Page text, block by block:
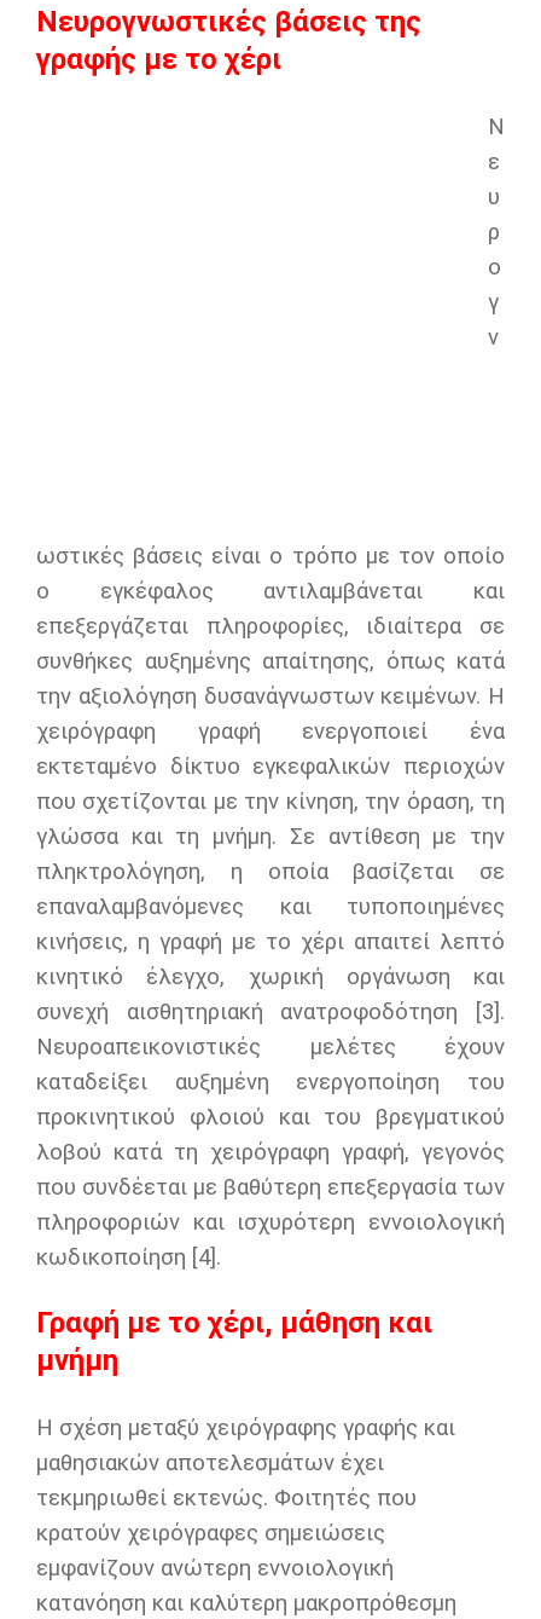
Νευρογνωστικές βάσεις της
γραφής με το χέρι
Ν
ε
υ
ρ
ο
γ
ν
ωστικές βάσεις είναι ο τρόπο με τον οποίο
ο εγκέφαλος αντιλαμβάνεται και
επεξεργάζεται πληροφορίες, ιδιαίτερα σε
συνθήκες αυξημένης απαίτησης, όπως κατά
την αξιολόγηση δυσανάγνωστων κειμένων. Η
χειρόγραφη γραφή ενεργοποιεί ένα
εκτεταμένο δίκτυο εγκεφαλικών περιοχών
που σχετίζονται με την κίνηση, την όραση, τη
γλώσσα και τη μνήμη. Σε αντίθεση με την
πληκτρολόγηση, η οποία βασίζεται σε
επαναλαμβανόμενες και τυποποιημένες
κινήσεις, η γραφή με το χέρι απαιτεί λεπτό
κινητικό έλεγχο, χωρική οργάνωση και
συνεχή αισθητηριακή ανατροφοδότηση [3].
Νευροαπεικονιστικές μελέτες έχουν
καταδείξει αυξημένη ενεργοποίηση του
προκινητικού φλοιού και του βρεγματικού
λοβού κατά τη χειρόγραφη γραφή, γεγονός
που συνδέεται με βαθύτερη επεξεργασία των
πληροφοριών και ισχυρότερη εννοιολογική
κωδικοποίηση [4].
Γραφή με το χέρι, μάθηση και
μνήμη
Η σχέση μεταξύ χειρόγραφης γραφής και
μαθησιακών αποτελεσμάτων έχει
τεκμηριωθεί εκτενώς. Φοιτητές που
κρατούν χειρόγραφες σημειώσεις
εμφανίζουν ανώτερη εννοιολογική
κατανόηση και καλύτερη μακροπρόθεσμη